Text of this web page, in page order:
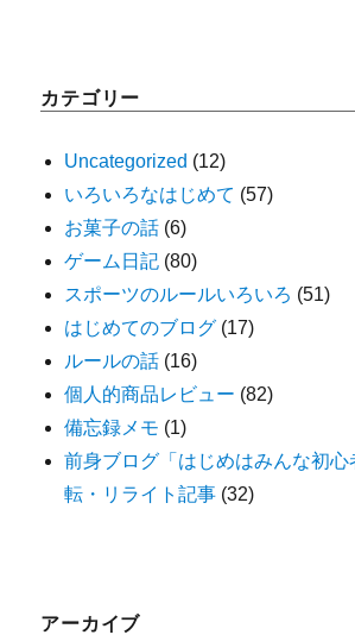
カテゴリー
Uncategorized (12)
いろいろなはじめて (57)
お菓子の話 (6)
ゲーム日記 (80)
スポーツのルールいろいろ (51)
はじめてのブログ (17)
ルールの話 (16)
個人的商品レビュー (82)
備忘録メモ (1)
前身ブログ「はじめはみんな初心
転・リライト記事 (32)
アーカイブ